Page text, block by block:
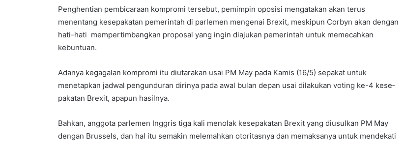
Penghentian pembicaraan kompromi tersebut, pemimpin oposisi mengatakan akan terus
menentang kesepakatan pemerintah di parlemen mengenai Brexit, meskipun Corbyn akan dengan
hati-hati mempertimbangkan proposal yang ingin diajukan pemerintah untuk memecahkan
kebuntuan.
Adanya kegagalan kompromi itu diutarakan usai PM May pada Kamis (16/5) sepakat untuk
menetapkan jadwal pengunduran dirinya pada awal bulan depan usai dilakukan voting ke-4 kese­
pakatan Brexit, apapun hasilnya.
Bahkan, anggota parlemen Inggris tiga kali menolak kesepakatan Brexit yang diusulkan PM May
dengan Brussels, dan hal itu semakin melemahkan otoritasnya dan memaksanya untuk mendekati